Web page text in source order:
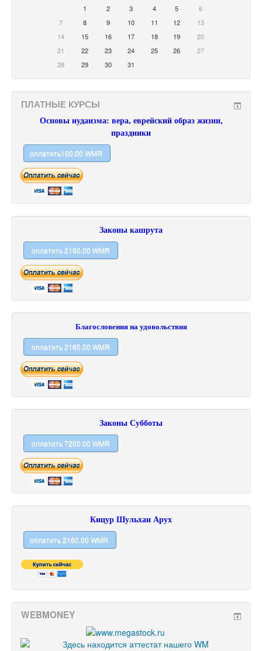
1
2 3 4 5
6
7
8 9 10 11 12
13
14
15 16 17 18 19
20
21
22 23 24 25 26
27
28
29 30 31
ПЛАТНЫЕ КУРСЫ
Основы иудаизма: вера, еврейский образ жизни,
праздники
Законы кашрута
Благословения на удовольствия
Законы Субботы
Кицур Шульхан Арух
WEBMONEY